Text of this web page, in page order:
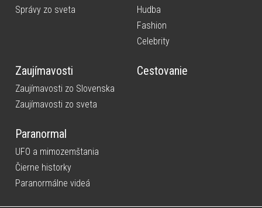
Správy zo sveta
Hudba
Fashion
Celebrity
Zaujímavosti
Zaujímavosti zo Slovenska
Zaujímavosti zo sveta
Cestovanie
Paranormal
UFO a mimozemštania
Čierne historky
Paranormálne videá